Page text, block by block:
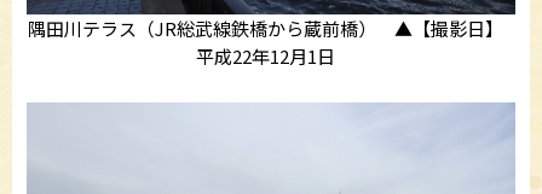
隅田川テラス（JR総武線鉄橋から蔵前橋） ▲【撮影日】
平成22年12月1日